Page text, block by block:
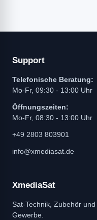
Support
Telefonische Beratung:
Mo-Fr, 09:30 - 13:00 Uhr
Öffnungszeiten:
Mo-Fr, 08:30 - 13:00 Uhr
+49 2803 803901
info@xmediasat.de
XmediaSat
Sat-Technik, Zubehör
Gewerbe.